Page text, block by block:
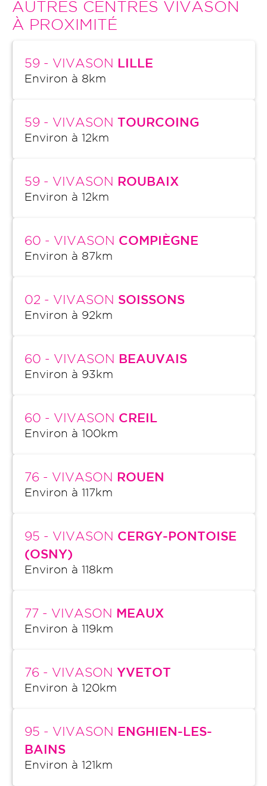
AUTRES CENTRES VIVASON
À PROXIMITÉ
59 - VIVASON LILLE
Environ à 8km
59 - VIVASON TOURCOING
Environ à 12km
59 - VIVASON ROUBAIX
Environ à 12km
60 - VIVASON COMPIÈGNE
Environ à 87km
02 - VIVASON SOISSONS
Environ à 92km
60 - VIVASON BEAUVAIS
Environ à 93km
60 - VIVASON CREIL
Environ à 100km
76 - VIVASON ROUEN
Environ à 117km
95 - VIVASON CERGY-PONTOISE
(OSNY)
Environ à 118km
77 - VIVASON MEAUX
Environ à 119km
76 - VIVASON YVETOT
Environ à 120km
95 - VIVASON
ENGHIEN-LES-
BAINS
Environ à 121 km